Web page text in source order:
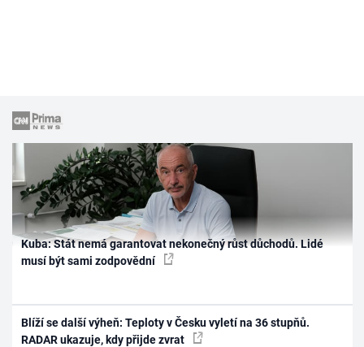
Kuba: Stát nemá garantovat nekonečný růst důchodů. Lidé
musí být sami zodpovědní
Blíží se další výheň: Teploty v Česku vyletí na 36 stupňů.
RADAR ukazuje, kdy přijde zvrat